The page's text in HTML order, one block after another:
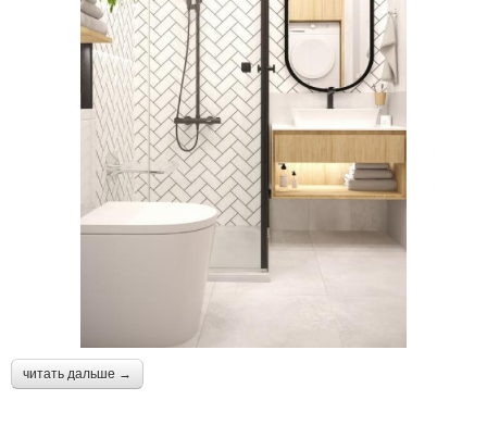
читать дальше →